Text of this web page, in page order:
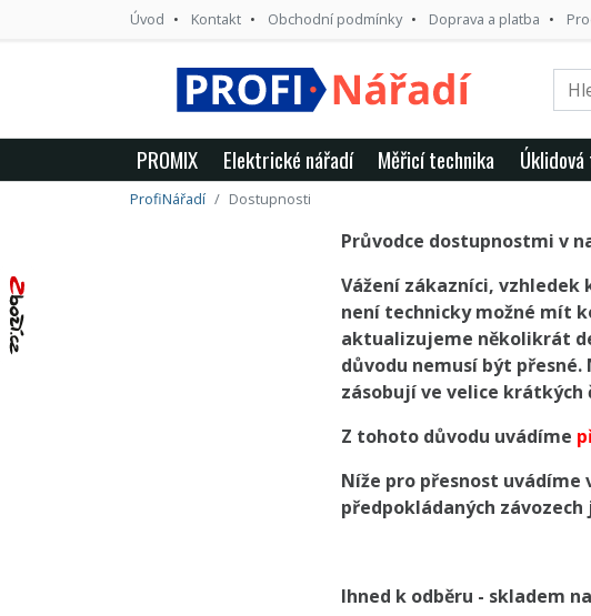
Úvod Kontakt Obchodní podmínky Doprava a platba
PROMIX Elektrické nářadí Měřicí technika
ProfiNářadí Dostupnosti
Průvodce dostupnostmi v
Vážení zákazníci, vzhledek
není technicky možné mít
aktualizujeme několikrát
důvodu nemusí být
zásobují ve velice krátkých
Z tohoto důvodu uvádíme
Níže pro přesnost uvádíme
předpokládaných
Ihned k odběru - skladem